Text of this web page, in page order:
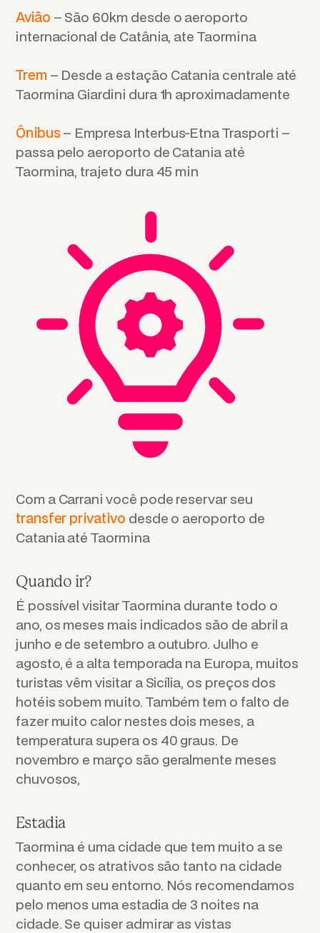
Avião – São 60km desde o aeroporto
internacional de Catânia, ate Taormina
Trem– Desde a estação Catania centrale até
Taormina Giardini dura 1h aproximadamente
Ônibus – Empresa Interbus-Etna Trasporti –
passa pelo aeroporto de Catania até
Taormina, trajeto dura 45 min
Com a Carrani você pode reservar seu
transfer privativo desde o aeroporto de
Catania até Taormina
Quando ir?
É possível visitar Taormina durante todo o
ano, os meses mais indicados são de abril a
junho e de setembro a outubro. Julho e
agosto, é a alta temporada na Europa, muitos
turistas vêm visitar a Sicília, os preços dos
hotéis sobem muito. Também tem o falto de
fazer muito calor nestes dois meses, a
temperatura supera os 40 graus. De
novembro e março são geralmente meses
chuvosos,
Estadia
Taormina é uma cidade que tem muito a se
conhecer, os atrativos são tanto na cidade
quanto em seu entorno. Nós recomendamos
pelo menos uma estadia de 3 noites na
cidade. Se quiser admirar as vistas